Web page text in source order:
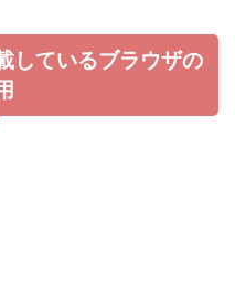
しているブラウザの